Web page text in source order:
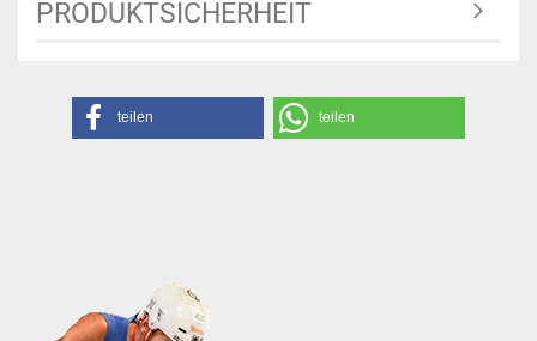
PRODUKTSICHERHEIT
teilen teilen